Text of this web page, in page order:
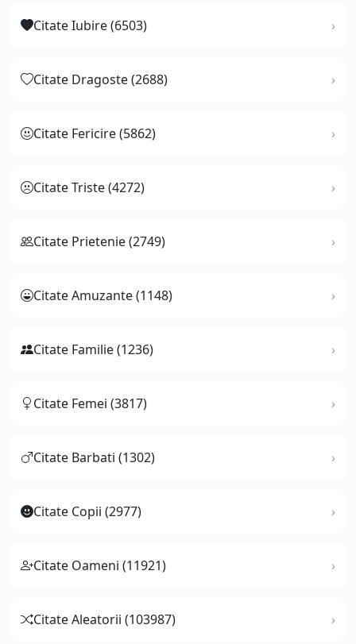
Citate Iubire (6503)
Citate Dragoste (2688)
Citate Fericire (5862)
Citate Triste (4272)
Citate Prietenie (2749)
Citate Amuzante (1148)
Citate Familie (1236)
Citate Femei (3817)
Citate Barbati (1302)
Citate Copii (2977)
Citate Oameni (11921)
Citate Aleatorii (103987)